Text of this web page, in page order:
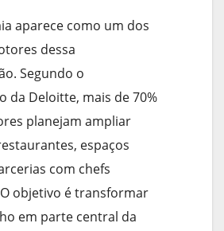
aparece como um dos
dessa
Segundo o
da Deloitte, mais de 70%
planejam ampliar
espaços
com chefs
objetivo é transformar
em parte central da